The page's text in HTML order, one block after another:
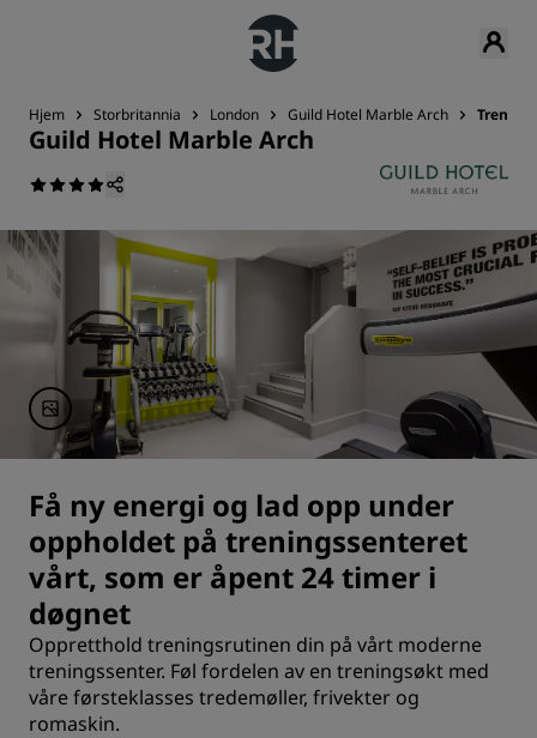
Hjem Storbritannia London Guild Hotel Marble Arch Trening
Guild Hotel Marble Arch
Få ny energi og lad opp under
oppholdet på treningssenteret
vårt, som er åpent 24 timer i
døgnet
Oppretthold treningsrutinen din på vårt moderne
treningssenter. Føl fordelen av en treningsøkt med
våre førsteklasses tredemøller, frivekter og
romaskin.